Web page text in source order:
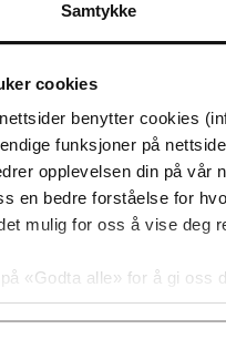
Samtykke
cookies
benytter cookies
funksjoner på
opplevelsen din på vår
en bedre forståelse for
mulig for oss å vise deg
«Godta alle» for å gi oss
til spesifikke formål
Døde sjeler
Jussi
Forlag